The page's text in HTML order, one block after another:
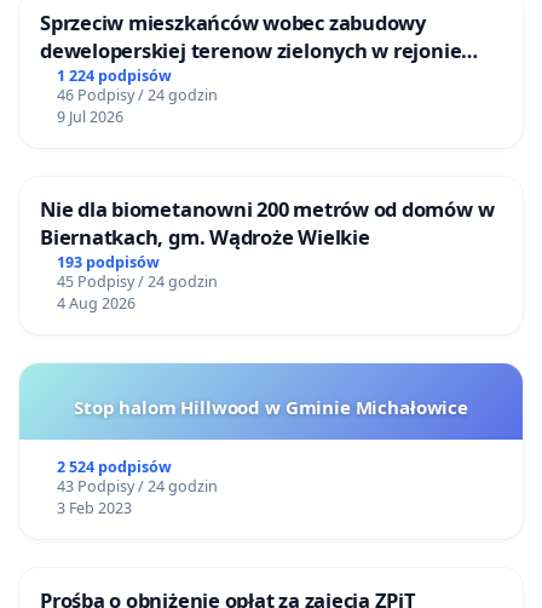
Sprzeciw mieszkańców wobec zabudowy
deweloperskiej terenow zielonych w rejonie
Bulwarów Straceńskich w Bielsku-Białej
1 224 podpisów
46 Podpisy / 24 godzin
9 Jul 2026
Nie dla biometanowni 200 metrów od domów w
Biernatkach, gm. Wądroże Wielkie
193 podpisów
45 Podpisy / 24 godzin
4 Aug 2026
Stop halom Hillwood w Gminie Michałowice
2 524 podpisów
43 Podpisy / 24 godzin
3 Feb 2023
Prośba o obniżenie opłat za zajęcia ZPiT